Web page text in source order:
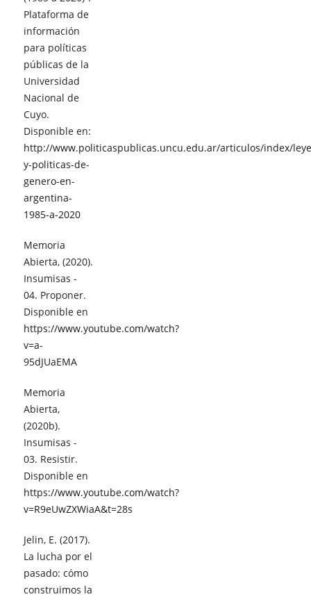
Plataforma de
información
para políticas
públicas de la
Universidad
Nacional de
Cuyo.
Disponible en:
http://www.politicaspublicas.uncu.edu.ar/articulos/index/
y-politicas-de-
genero-en-
argentina-
1985-a-2020
Memoria
Abierta, (2020).
Insumisas -
04. Proponer.
Disponible en
https://www.youtube.com/watch?
v=a-
95dJUaEMA
Memoria
Abierta,
(2020b).
Insumisas -
03. Resistir.
Disponible en
https://www.youtube.com/watch?
v=R9eUwZXWiaA&t=28s
Jelin, E. (2017).
La lucha por el
pasado: cómo
construimos la